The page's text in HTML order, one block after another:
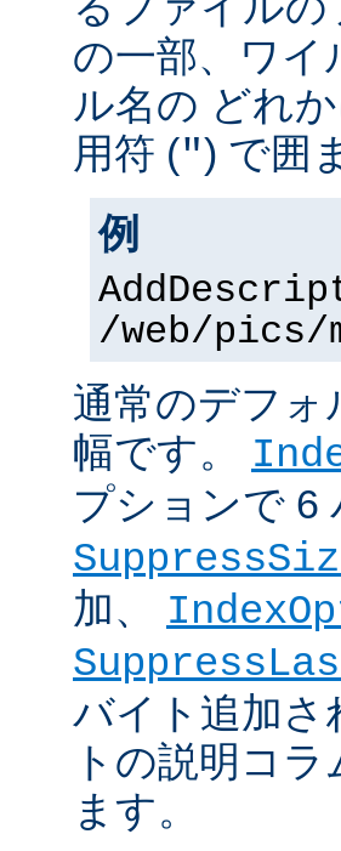
の一部、ワイ
ル名の どれ
用符 (") で囲
例
/web/
通常のデフォ
幅です。
プションで 6
加、
バイト追加さ
トの説明コ
ます。